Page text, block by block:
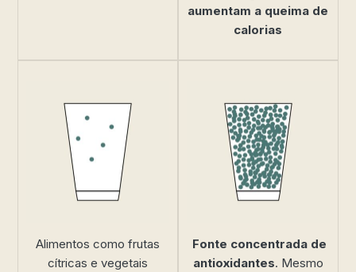
aumentam a queima de
calorias
Alimentos como frutas
cítricas e vegetais
Fonte concentrada de
antioxidantes. Mesmo